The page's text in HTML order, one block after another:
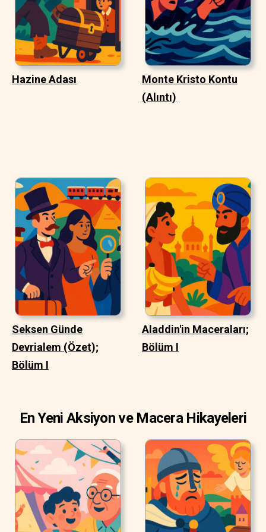
Hazine Adası
Monte Kristo Kontu
(Alıntı)
Seksen Günde
Devrialem (Özet);
Bölüm I
Aladdin'in Maceraları;
Bölüm I
En Yeni Aksiyon ve Macera Hikayeleri